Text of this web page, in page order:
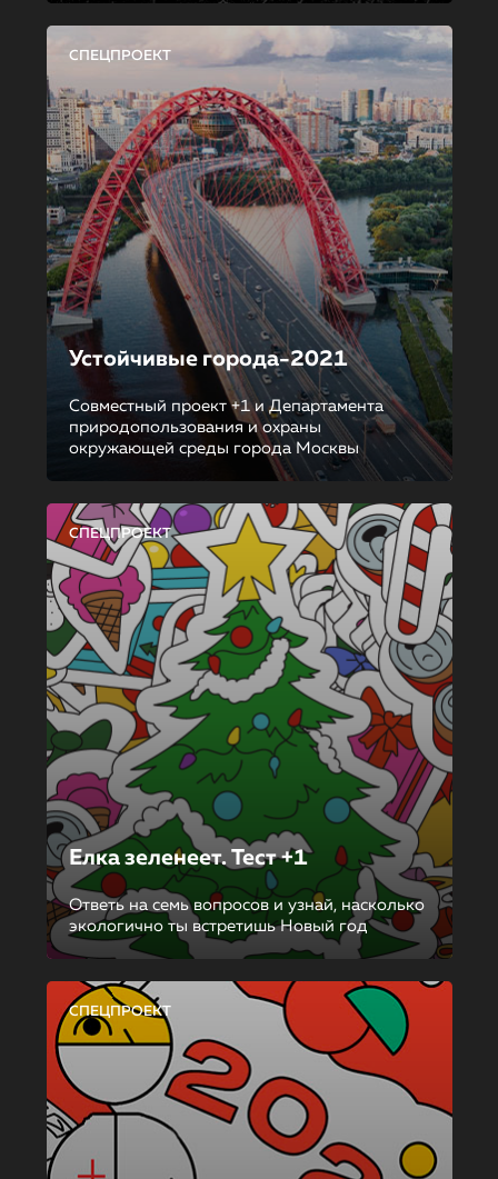
СПЕЦПРОЕКТ
Устойчивые города-2021
Совместный проект +1 и Департамента
природопользования и охраны
окружающей среды города Москвы
СПЕЦПРОЕКТ
Елка зеленеет. Тест +1
Ответь на семь вопросов и узнай, насколько
экологично ты встретишь Новый год
СПЕЦПРОЕКТ